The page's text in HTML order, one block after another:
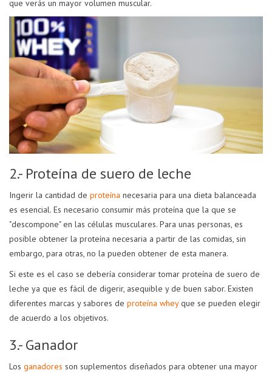
que verás un mayor volumen muscular.
2.- Proteína de suero de leche
Ingerir la cantidad de proteína necesaria para una dieta balanceada
es esencial. Es necesario consumir más proteína que la que se
"descompone" en las células musculares. Para unas personas, es
posible obtener la proteína necesaria a partir de las comidas, sin
embargo, para otras, no la pueden obtener de esta manera.
Si este es el caso se debería considerar tomar proteína de suero de
leche ya que es fácil de digerir, asequible y de buen sabor. Existen
diferentes marcas y sabores de proteína wheyque se pueden elegir
de acuerdo a los objetivos.
3.- Ganador
Los ganadores son suplementos diseñados para obtener una mayor